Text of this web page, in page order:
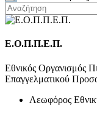
Ε.Ο.Π.Π.Ε.Π.
Εθνικός Οργανισμός
Επαγγελματικού
Λεωφόρος